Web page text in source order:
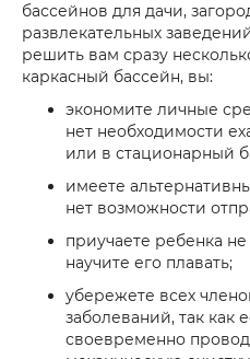
бассейнов для дачи,
развлекательных
решить вам сразу
каркасный бассейн, вы:
экономите личные
нет необходимости
или в стационарный
имеете
нет возможности
приучаете ребенка
научите его плавать;
убережете всех
заболеваний, так как
своевременно